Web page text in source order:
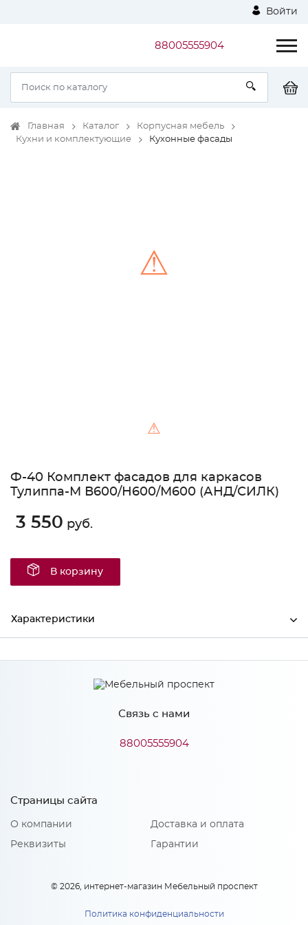
Войти
88005555904
Главная Каталог
Корпусная мебель
Кухни и комплектующие
Кухонные фасады
⚠
⚠
Ф-40 Комплект фасадов для каркасов
Тулиппа-М В600/Н600/М600 (АНД/СИЛК)
3 550 руб.
В корзину
Характеристики
Производитель Сурская мебель
АНД/СИЛК
Связь с нами
88005555904
Страницы сайта
О компании
Реквизиты
Доставка и оплата
Гарантии
© 2026, интернет-магазин Мебельный проспект
Политика конфиденциальности